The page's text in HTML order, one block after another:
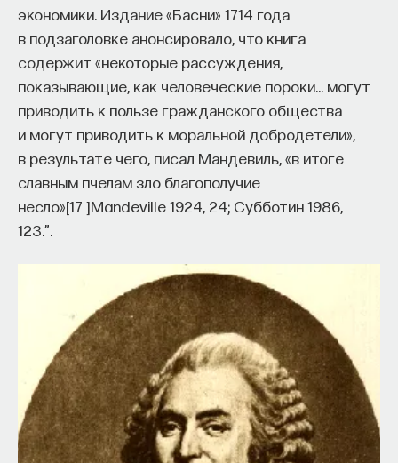
экономики. Издание «Басни» 1714 года
в подзаголовке анонсировало, что книга
содержит «некоторые рассуждения,
показывающие, как человеческие пороки… могут
приводить к пользе гражданского общества
и могут приводить к моральной добродетели»,
в результате чего, писал Мандевиль, «в итоге
славным пчелам зло благополучие
несло»[17 ]Mandeville 1924, 24; Субботин 1986,
123.”